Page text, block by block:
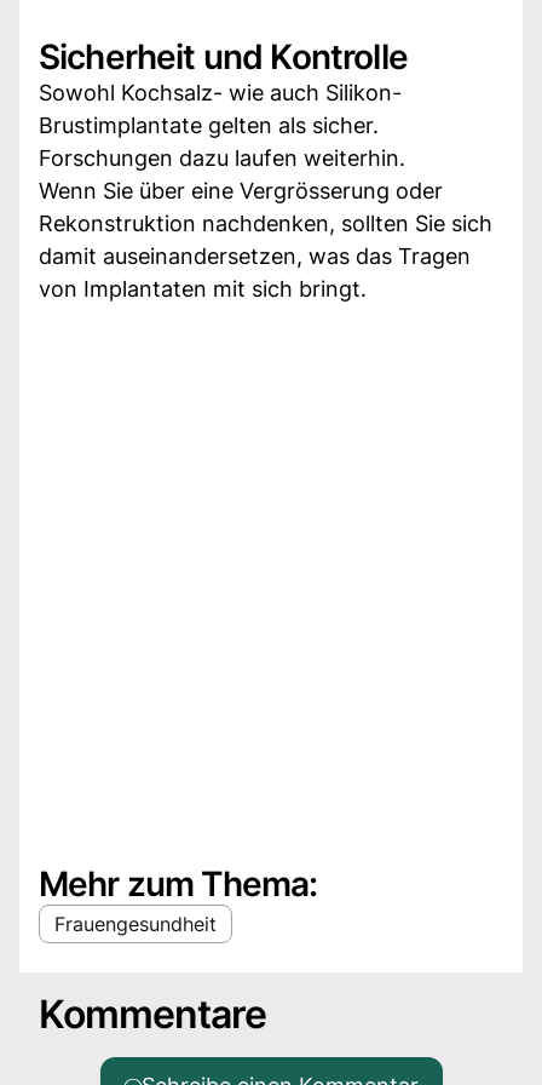
Sicherheit und Kontrolle
Sowohl Kochsalz- wie auch Silikon-
Brustimplantate gelten als sicher.
Forschungen dazu laufen weiterhin.
Wenn Sie über eine Vergrösserung oder
Rekonstruktion nachdenken, sollten Sie sich
damit auseinandersetzen, was das Tragen
von Implantaten mit sich bringt.
Mehr zum Thema:
Frauengesundheit
Kommentare